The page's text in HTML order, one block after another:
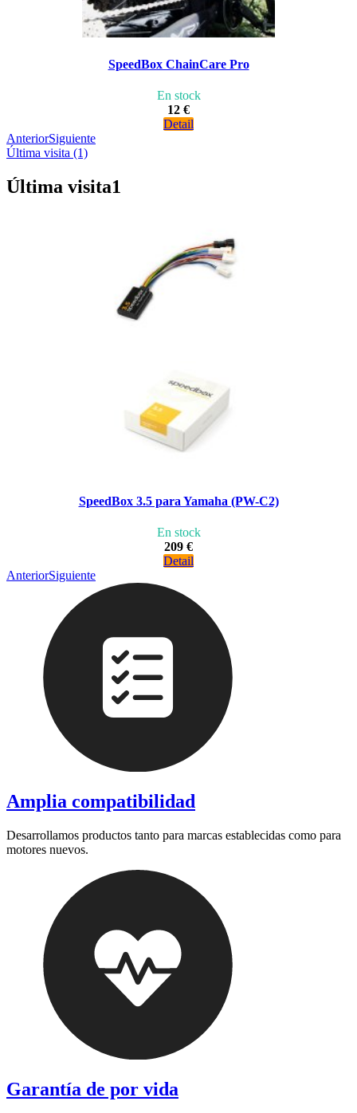
SpeedBox ChainCare Pro
En stock
12 €
Detail
AnteriorSiguiente
Última visita (1)
Última visita1
SpeedBox 3.5 para Yamaha (PW-C2)
En stock
209 €
Detail
AnteriorSiguiente
Amplia compatibilidad
Desarrollamos productos tanto para marcas establecidas como para
motores nuevos.
Garantía de por vida